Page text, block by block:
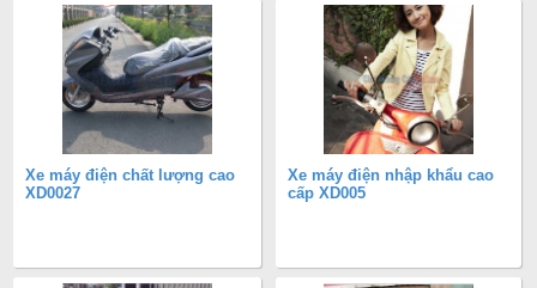
Xe máy điện chất lượng cao
XD0027
Xe máy điện nhập khẩu cao
cấp XD005